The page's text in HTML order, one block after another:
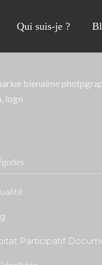
Qui suis-je ?
Participatif